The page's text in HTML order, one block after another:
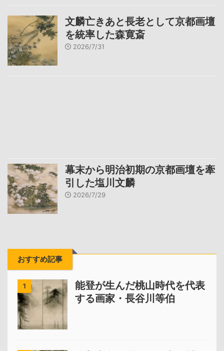
文麟亡きあと長老として京都画壇
を統率した森寛斎
2026/7/31
幕末から明治初期の京都画壇を牽
引した塩川文麟
2026/7/29
おすすめ記事
1
能登が生んだ桃山時代を代表
する画家・長谷川等伯